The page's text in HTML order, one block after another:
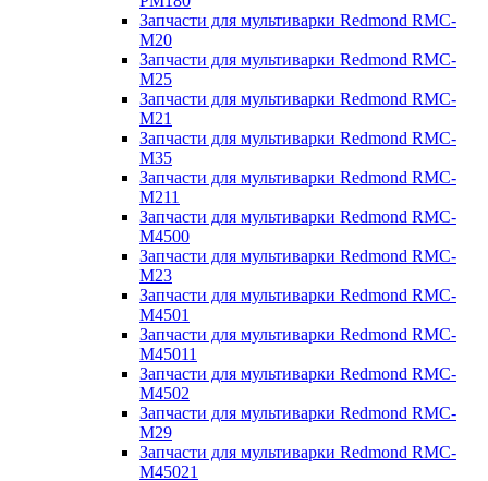
Запчасти для мультиварки Redmond RMC-
M20
Запчасти для мультиварки Redmond RMC-
M25
Запчасти для мультиварки Redmond RMC-
M21
Запчасти для мультиварки Redmond RMC-
M35
Запчасти для мультиварки Redmond RMC-
M211
Запчасти для мультиварки Redmond RMC-
M4500
Запчасти для мультиварки Redmond RMC-
M23
Запчасти для мультиварки Redmond RMC-
M4501
Запчасти для мультиварки Redmond RMC-
M45011
Запчасти для мультиварки Redmond RMC-
M4502
Запчасти для мультиварки Redmond RMC-
M29
Запчасти для мультиварки Redmond RMC-
M45021